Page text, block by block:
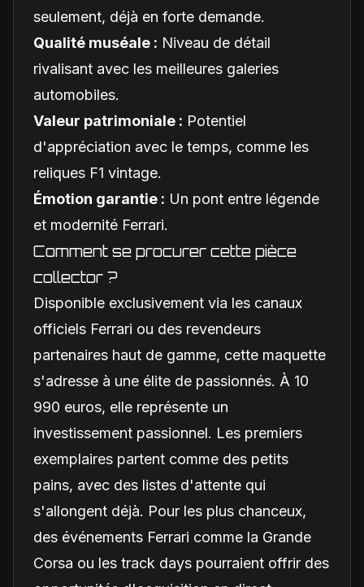
seulement, déjà en forte demande.
Qualité muséale : Niveau de détail
rivalisant avec les meilleures galeries
automobiles.
Valeur patrimoniale : Potentiel
d'appréciation avec le temps, comme les
reliques F1 vintage.
Émotion garantie : Un pont entre légende
et modernité Ferrari.
Comment se procurer cette pièce
collector ?
Disponible exclusivement via les canaux
officiels Ferrari ou des revendeurs
partenaires haut de gamme, cette maquette
s'adresse à une élite de passionnés. À 10
990 euros, elle représente un
investissement passionnel. Les premiers
exemplaires partent comme des petits
pains, avec des listes d'attente qui
s'allongent déjà. Pour les plus chanceux,
des événements Ferrari comme la Grande
Corsa ou les track days pourraient offrir des